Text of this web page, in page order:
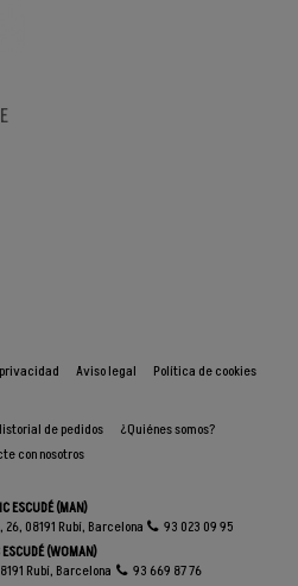
Aviso legal Política de cookies
de pedidos
¿Quiénes somos?
con nosotros
ESCUDÉ (MAN)
08191 Rubí, Barcelona
93 023 09 95
ESCUDÉ (WOMAN)
Rubí, Barcelona
93 669 87 76